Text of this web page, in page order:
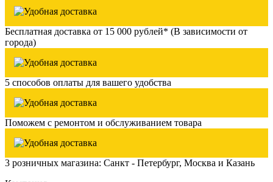
Бесплатная доставка от 15 000 рублей* (В зависимости от
города)
5 способов оплаты для вашего удобства
Поможем с ремонтом и обслуживанием товара
3 розничных магазина: Санкт - Петербург, Москва и Казань